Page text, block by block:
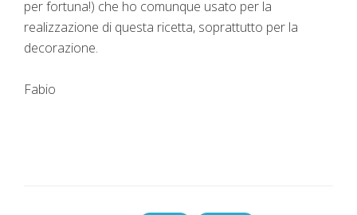
per fortuna!) che ho comunque usato per la
realizzazione di questa ricetta, soprattutto per la
decorazione.
Fabio